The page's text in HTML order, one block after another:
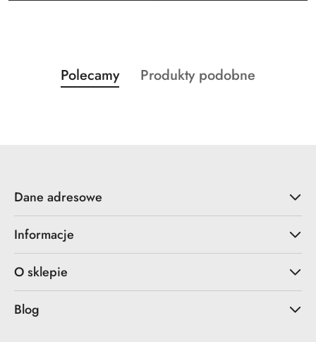
Pomiń karuzelę produktów
Produkty
o
Polecamy
Produkty
Produkty podobne
Dane adresowe
Informacje
O sklepie
Blog